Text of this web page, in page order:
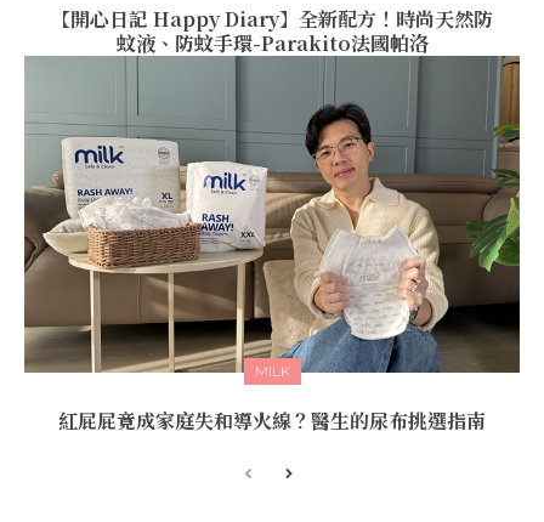
【開心日記 Happy Diary】全新配方！時尚天然防
蚊液、防蚊手環-Parakito法國帕洛
MILK
紅屁屁竟成家庭失和導火線？醫生的尿布挑選指南